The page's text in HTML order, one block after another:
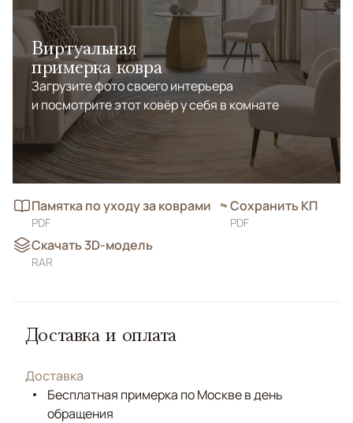
Виртуальная
примерка ковра
Загрузите фото своего интерьера
и посмотрите этот ковёр у себя в комнате
Памятка по уходу за коврами
PDF
Сохранить КП
PDF
Скачать 3D-модель
RAR
Доставка и оплата
Доставка
Бесплатная примерка по Москве в день
обращения